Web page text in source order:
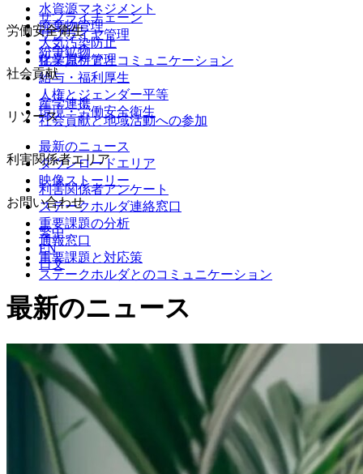
水資源マネジメント
廃棄物管理
大気汚染防止
化学原料管理
サプライチェーン
サプライヤ管理
紛争鉱物
労働安全衛生
従業員ケアとコミュニケーション
給与・福利厚生
人権とジェンダー平等
環境・労働安全衛生
社会貢献
産学連携
社会貢献と地域活動への参加
リソース
最新のニュース
ダウンロードエリア
映像ストーリー
利害関係者エリア
利害関係者アンケート
ステークホルダ連絡窓口
重要課題の分析
通報窓口
重要課題と対応策
ステークホルダとのコミュニケーション
お問い合わせ
繁中
EN
日文
最新のニュース